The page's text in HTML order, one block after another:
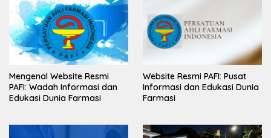
Mengenal Website Resmi
PAFI: Wadah Informasi dan
Edukasi Dunia Farmasi
Website Resmi PAFI: Pusat
Informasi dan Edukasi Dunia
Farmasi